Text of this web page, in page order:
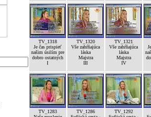
TV_1318
Je čas prispieť
našim úsilím pre
dobro ostatných
I
TV_1320
Vše zahŕňajúca
láska
Majstra
III
TV_1321
Vše zahŕňajúca
láska
Majstra
IV
TV_1283
TV_1286
TV_1292